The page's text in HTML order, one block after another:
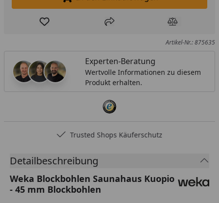
Produkt zur Wunschliste hinzufügen
Teilen Produkt
Artikel-Nr.: 875635
Experten-Beratung
Wertvolle Informationen zu diesem
Produkt erhalten.
Trusted Shops Käuferschutz
Detailbeschreibung
Weka Blockbohlen Saunahaus Kuopio
- 45 mm Blockbohlen